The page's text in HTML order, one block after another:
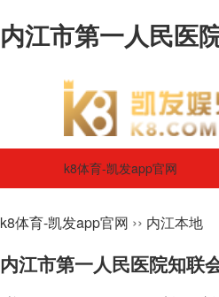
内江市第一人民医
k8体育-凯发app官网
k8体育-凯发app官网 ›› 内江本地
内江市第一人民医院知联